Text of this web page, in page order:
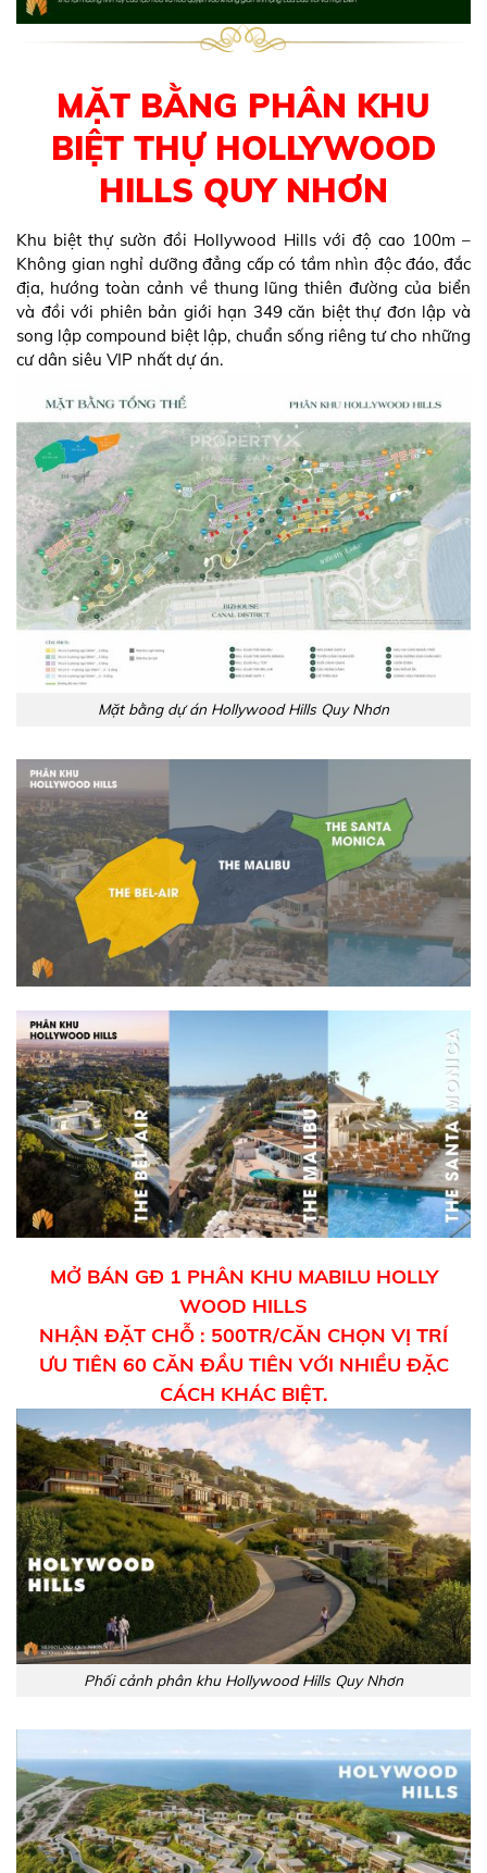
MẶT BẰNG PHÂN KHU
BIỆT THỰ HOLLYWOOD
HILLS QUY NHƠN
Khu biệt thự sườn đồi Hollywood Hills với độ cao 100m –
Không gian nghỉ dưỡng đẳng cấp có tầm nhìn độc đáo, đắc
địa, hướng toàn cảnh về thung lũng thiên đường của biển
và đồi với phiên bản giới hạn 349 căn biệt thự đơn lập và
song lập compound biệt lập, chuẩn sống riêng tư cho những
cư dân siêu VIP nhất dự án.
Mặt bằng dự án Hollywood Hills Quy Nhơn
MỞ BÁN GĐ 1 PHÂN KHU MABILU HOLLY
WOOD HILLS
NHẬN ĐẶT CHỖ : 500TR/CĂN CHỌN VỊ TRÍ
ƯU TIÊN 60 CĂN ĐẦU TIÊN VỚI NHIỀU ĐẶC
CÁCH KHÁC BIỆT.
Phối cảnh phân khu Hollywood Hills Quy Nhơn